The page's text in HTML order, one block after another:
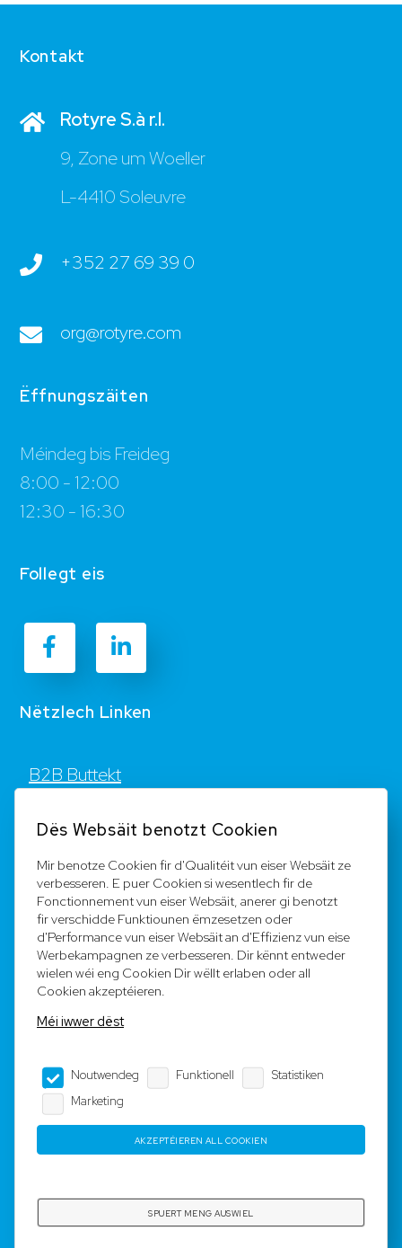
Kontakt
Rotyre S.à r.l.
9, Zone um Woeller
L-4410 Soleuvre
+352 27 69 39 0
org@rotyre.com
Ëffnungszäiten
Méindeg bis Freideg
8:00 - 12:00
12:30 - 16:30
Follegt eis
Nëtzlech Linken
B2B Buttekt
Registréieren
Equipe
Legal Notice
Impressum
Dateschutz
3W.LU
Dës Websäit benotzt Cookien
Mir benotze Cookien fir d'Qualitéit vun eiser Websäit ze
verbesseren. E puer Cookien si wesentlech fir de
Fonctionnement vun eiser Websäit, anerer gi benotzt
fir verschidde Funktiounen ëmzesetzen oder
d'Performance vun eiser Websäit an d'Effizienz vun eise
Werbekampagnen ze verbesseren. Dir kënnt entweder
wielen wéi eng Cookien Dir wëllt erlaben oder all
Cookien akzeptéieren.
Méi iwwer dëst
Noutwendeg Funktionell
Statistiken
Marketing
AKZEPTÉIEREN ALL COOKIEN
SPUERT MENG AUSWIEL